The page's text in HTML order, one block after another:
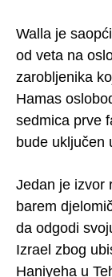
Walla je
od veta na
zarobljenika
Hamas
sedmica prve
bude uključen
Jedan je izvor
barem
da odgodi
Izrael zbog
Haniyeha u